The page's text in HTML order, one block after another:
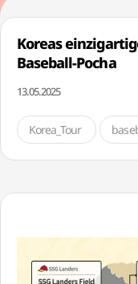
Koreas
Baseball-Pocha
13.05.2025
Korea_Tour